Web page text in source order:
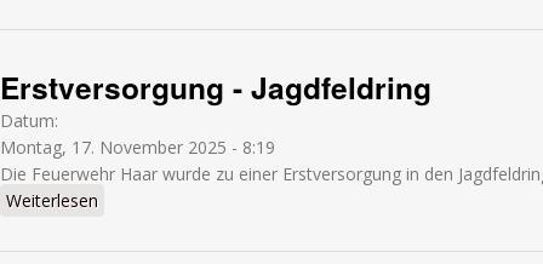
Erstversorgung - Jagdfeldring
Datum:
Montag, 17. November 2025 - 8:19
Die Feuerwehr Haar wurde zu einer Erstversorgung in den
Weiterlesen